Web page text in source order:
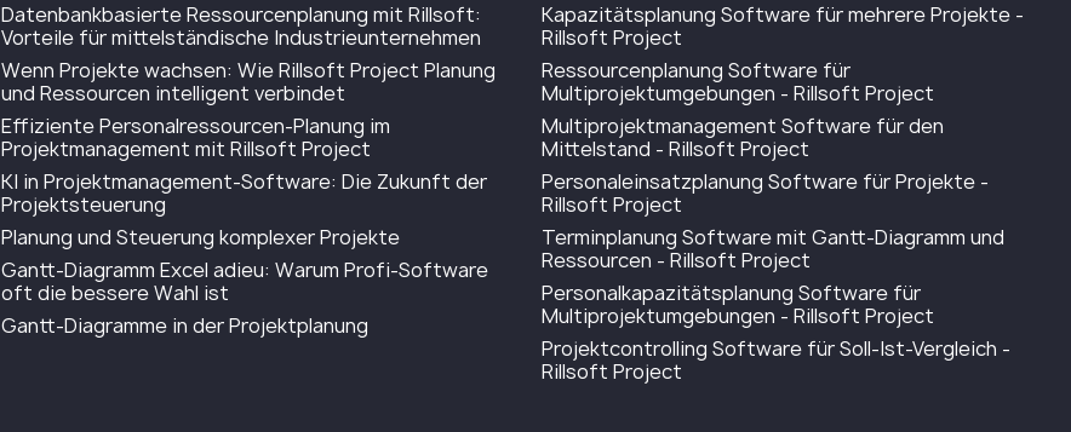
Datenbankbasierte Ressourcenplanung mit Rillsoft:
Vorteile für mittelständische Industrieunternehmen
Wenn Projekte wachsen: Wie Rillsoft Project Planung
und Ressourcen intelligent verbindet
Effiziente Personalressourcen-Planung im
Projektmanagement mit Rillsoft Project
KI in Projektmanagement-Software: Die Zukunft der
Projektsteuerung
Planung und Steuerung komplexer Projekte
Gantt-Diagramm Excel adieu: Warum Profi-Software
oft die bessere Wahl ist
Gantt-Diagramme in der Projektplanung
Kapazitätsplanung Software für mehrere Projekte -
Rillsoft Project
Ressourcenplanung Software für
Multiprojektumgebungen - Rillsoft Project
Multiprojektmanagement Software für den
Mittelstand - Rillsoft Project
Personaleinsatzplanung Software für Projekte -
Rillsoft Project
Terminplanung Software mit Gantt-Diagramm und
Ressourcen - Rillsoft Project
Personalkapazitätsplanung Software für
Multiprojektumgebungen - Rillsoft Project
Projektcontrolling Software für Soll-Ist-Vergleich -
Rillsoft Project